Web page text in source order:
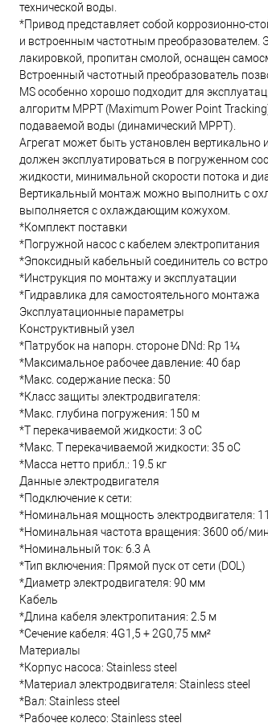
технической воды.
*Привод представляет собой коррозионно-
и встроенным частотным преобразователем.
лакировкой, пропитан смолой, оснащен
Встроенный частотный преобразователь
MS особенно хорошо подходит для
алгоритм MPPT (Maximum Power Point
подаваемой воды (динамический MPPT).
Агрегат может быть установлен вертикально
должен эксплуатироваться в погруженном
жидкости, минимальной скорости потока и
Вертикальный монтаж можно выполнить с
выполняется с охлаждающим кожухом.
*Комплект поставки
*Погружной насос с кабелем электропитания
*Эпоксидный кабельный соединитель со
*Инструкция по монтажу и эксплуатации
*Гидравлика для самостоятельного монтажа
Эксплуатационные параметры
Конструктивный узел
*Патрубок на напорн. стороне DNd: Rp 1¼
*Максимальное рабочее давление: 40 бар
*Макс. содержание песка: 50
*Класс защиты электродвигателя:
*Макс. глубина погружения: 150 м
*Т перекачиваемой жидкости: 3 oC
*Макс. T перекачиваемой жидкости: 35 oC
*Масса нетто прибл.: 19.5 кг
Данные электродвигателя
*Подключение к сети:
*Номинальная мощность электродвигателя:
*Номинальная частота вращения: 3600 об/мин
*Номинальный ток: 6.3 А
*Тип включения: Прямой пуск от сети (DOL)
*Диаметр электродвигателя: 90 мм
Кабель
*Длина кабеля электропитания: 2.5 м
*Сечение кабеля: 4G1,5 + 2G0,75 мм²
Материалы
*Корпус насоса: Stainless steel
*Материал электродвигателя: Stainless steel
*Вал: Stainless steel
*Рабочее колесо: Stainless steel